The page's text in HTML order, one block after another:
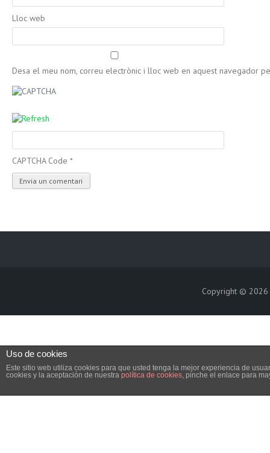
Lloc web
Desa el meu nom, correu electrònic i lloc web en aquest navegador
CAPTCHA Code *
Copyright © 2026
Uso de cookies
Este sitio web utiliza cookies para que usted tenga la mejor experiencia de
cookies y la aceptación de nuestra política de cookies, pinche el enlace para